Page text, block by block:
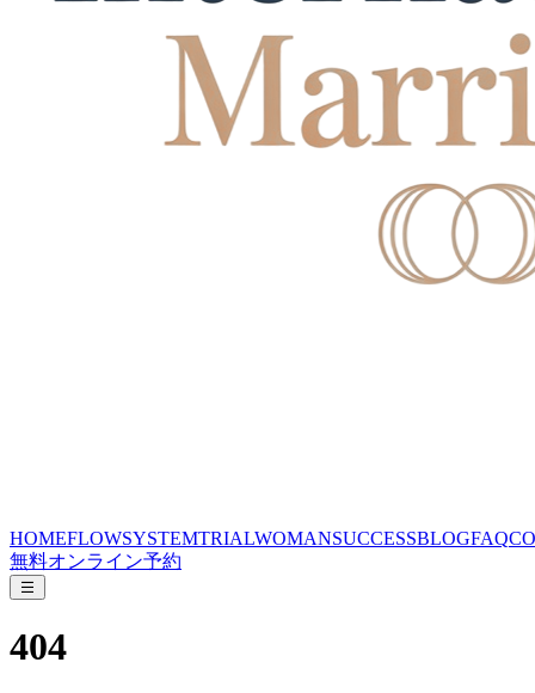
HOMEFLOWSYSTEMTRIALWOMANSUCCESSBLOGFAQ
無料オンライン予約
404